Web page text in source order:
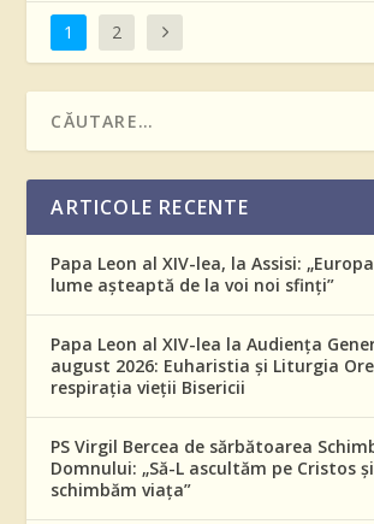
1 2
ARTICOLE RECENTE
Papa Leon al XIV-lea, la Assisi:
lume așteaptă de la voi noi sfinți”
Papa Leon al XIV-lea la Audiența
august 2026: Euharistia și Liturgia
respirația vieții Bisericii
PS Virgil Bercea de sărbătoarea
Domnului: „Să-L ascultăm pe Cristos
schimbăm viața”